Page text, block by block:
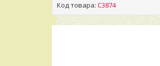
Код товара: C3874